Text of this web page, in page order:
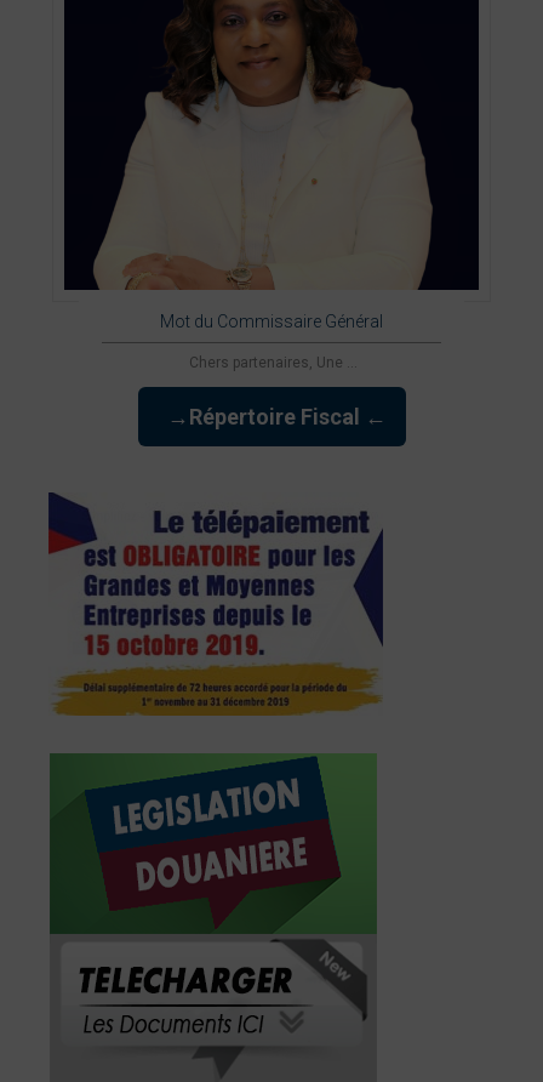
Mot du Commissaire Général
Chers partenaires, Une ...
→Répertoire Fiscal ←